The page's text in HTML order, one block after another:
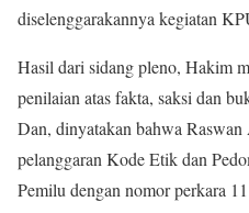
diselenggarakannya kegiatan
Hasil dari sidang pleno, Hakim
penilaian atas fakta, saksi dan
Dan, dinyatakan bahwa
pelanggaran Kode Etik dan
Pemilu dengan nomor perkara